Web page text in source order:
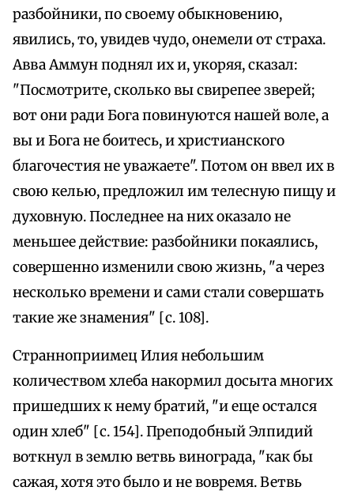
разбойники, по своему обыкновению,
явились, то, увидев чудо, онемели от страха.
Авва Аммун поднял их и, укоряя, сказал:
"Посмотрите, сколько вы свирепее зверей;
вот они ради Бога повинуются нашей воле, а
вы и Бога не боитесь, и христианского
благочестия не уважаете". Потом он ввел их в
свою келью, предложил им телесную пищу и
духовную. Последнее на них оказало не
меньшее действие: разбойники покаялись,
совершенно изменили свою жизнь, "а через
несколько времени и сами стали совершать
такие же знамения" [с. 108].
Странноприимец Илия небольшим
количеством хлеба накормил досыта многих
пришедших к нему братий, "и еще остался
один хлеб" [с. 154]. Преподобный Элпидий
воткнул в землю ветвь винограда, "как бы
сажая, хотя это было и не вовремя. Ветвь